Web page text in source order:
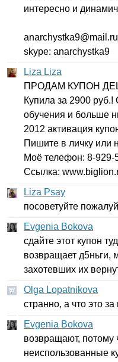
интересно и
anarchystka9@mail .ru
skype: anarchystka9
Liza Liza
ПРОДАМ КУПОН
Купила за 2900 руб.!
обучения и больше
2012 активация
Пишите в личку или
Моё телефон: 8-929-
Ссылка: www.biglion.
Liza Psay
посоветуйте
Evgenia Bokova
сдайте этот купон
возвращает д5ньги,
захотевших их
Olga Lopatnikova
странно, а что это
Evgenia Bokova
возвращают, потому
неиспользованные